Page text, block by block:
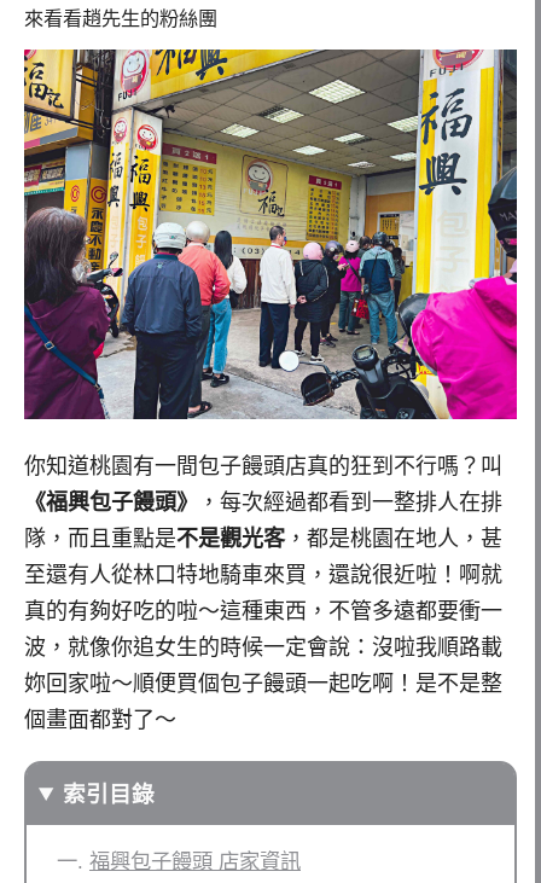
來看看趙先生的粉絲團
你知道桃園有一間包子饅頭店真的狂到不行嗎？叫
《福興包子饅頭》
，每次經過都看到一整排人在排
隊，而且重點是不是觀光客，都是桃園在地人，甚
至還有人從林口特地騎車來買，還說很近啦！啊就
真的有夠好吃的啦～這種東西，不管多遠都要衝一
波，就像你追女生的時候一定會說：沒啦我順路載
妳回家啦～順便買個包子饅頭一起吃啊！是不是整
個畫面都對了～
索引目錄
福興包子饅頭 店家資訊